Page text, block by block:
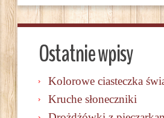
Ostatnie wpisy
Kolorowe ciasteczka
Kruche słoneczniki